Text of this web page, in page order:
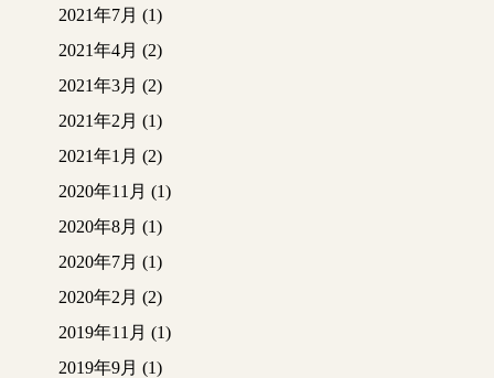
2021年7月 (1)
2021年4月 (2)
2021年3月 (2)
2021年2月 (1)
2021年1月 (2)
2020年11月 (1)
2020年8月 (1)
2020年7月 (1)
2020年2月 (2)
2019年11月 (1)
2019年9月 (1)